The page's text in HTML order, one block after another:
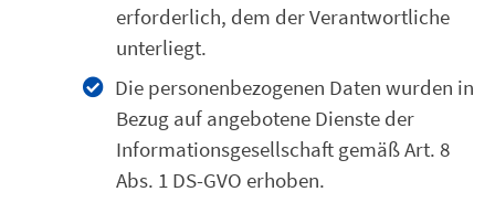
erforderlich, dem der Verantwortliche
unterliegt.
Die personenbezogenen Daten wurden in
Bezug auf angebotene Dienste der
Informationsgesellschaft gemäß Art. 8
Abs. 1 DS-GVO erhoben.